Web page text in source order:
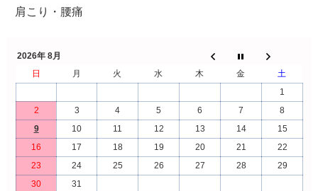
肩こり・腰痛
2026年 8月
日
月 火 水 木 金
土
1
2
3 4 5 6 7
8
9
10 11 12 13 14
15
16
17 18 19 20 21
22
23
24 25 26 27 28
29
30
31